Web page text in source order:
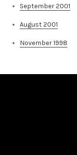
September 2001
August 2001
November 1998